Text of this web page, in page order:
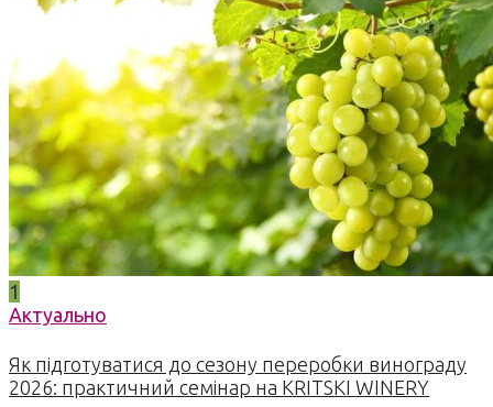
1
Актуально
Як підготуватися до сезону переробки винограду
2026: практичний семінар на KRITSKI WINERY